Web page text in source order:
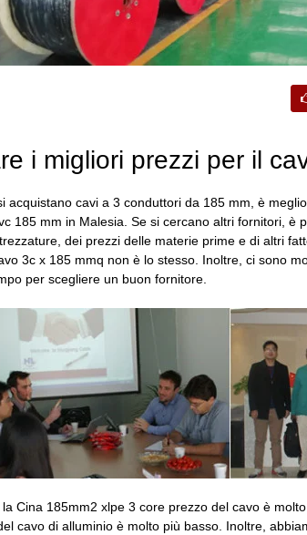
i migliori prezzi per il
acquistano cavi a 3 conduttori da 185 mm, è
185 mm in Malesia. Se si cercano altri fornitori,
dei prezzi delle materie prime e di altri
3c x 185 mmq non è lo stesso. Inoltre, ci sono
per scegliere un buon fornitore.
Cina 185mm2 xlpe 3 core prezzo del cavo è
cavo di alluminio è molto più basso. Inoltre,